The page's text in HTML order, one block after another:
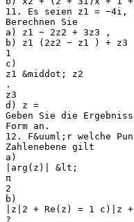
11. Es seien z1 =
Berechnen Sie
a) z1 − 2z2 + 3z3 ,
b) z1 (2z2 − z1 ) + z3
1
c)
z1 &middot; z2
.
z3
d) z =
Geben Sie die
Form an.
12. F&uuml;r welche
Zahlenebene gilt
a)
|arg(z)| &lt;
π
2
b)
|z|2 + Re(z) = 1 c)|z
?